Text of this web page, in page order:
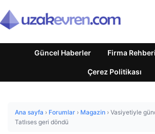
Güncel Haberler Firma Rehberi
Çerez Politikası
Ana sayfa › Forumlar › Magazin › Vasiyetiyle
Tatlıses geri döndü